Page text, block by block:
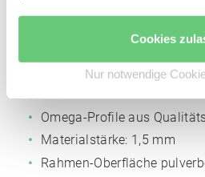
Cookies
Nur notwendige
Stützrahmen
Omega-Profile aus
Materialstärke: 1,5 mm
Rahmen-Oberfläche